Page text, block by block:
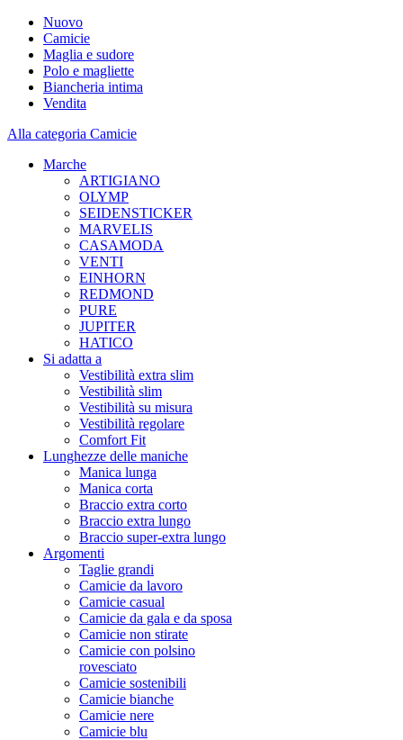
Nuovo
Camicie
Maglia e sudore
Polo e magliette
Biancheria intima
Vendita
Alla categoria Camicie
Marche
ARTIGIANO
OLYMP
SEIDENSTICKER
MARVELIS
CASAMODA
VENTI
EINHORN
REDMOND
PURE
JUPITER
HATICO
Si adatta a
Vestibilità extra slim
Vestibilità slim
Vestibilità su misura
Vestibilità regolare
Comfort Fit
Lunghezze delle maniche
Manica lunga
Manica corta
Braccio extra corto
Braccio extra lungo
Braccio super-extra lungo
Argomenti
Taglie grandi
Camicie da lavoro
Camicie casual
Camicie da gala e da sposa
Camicie non stirate
Camicie con polsino
rovesciato
Camicie sostenibili
Camicie bianche
Camicie nere
Camicie blu